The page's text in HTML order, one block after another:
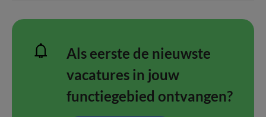
Als eerste de nieuwste
vacatures in jouw
functiegebied ontvangen?